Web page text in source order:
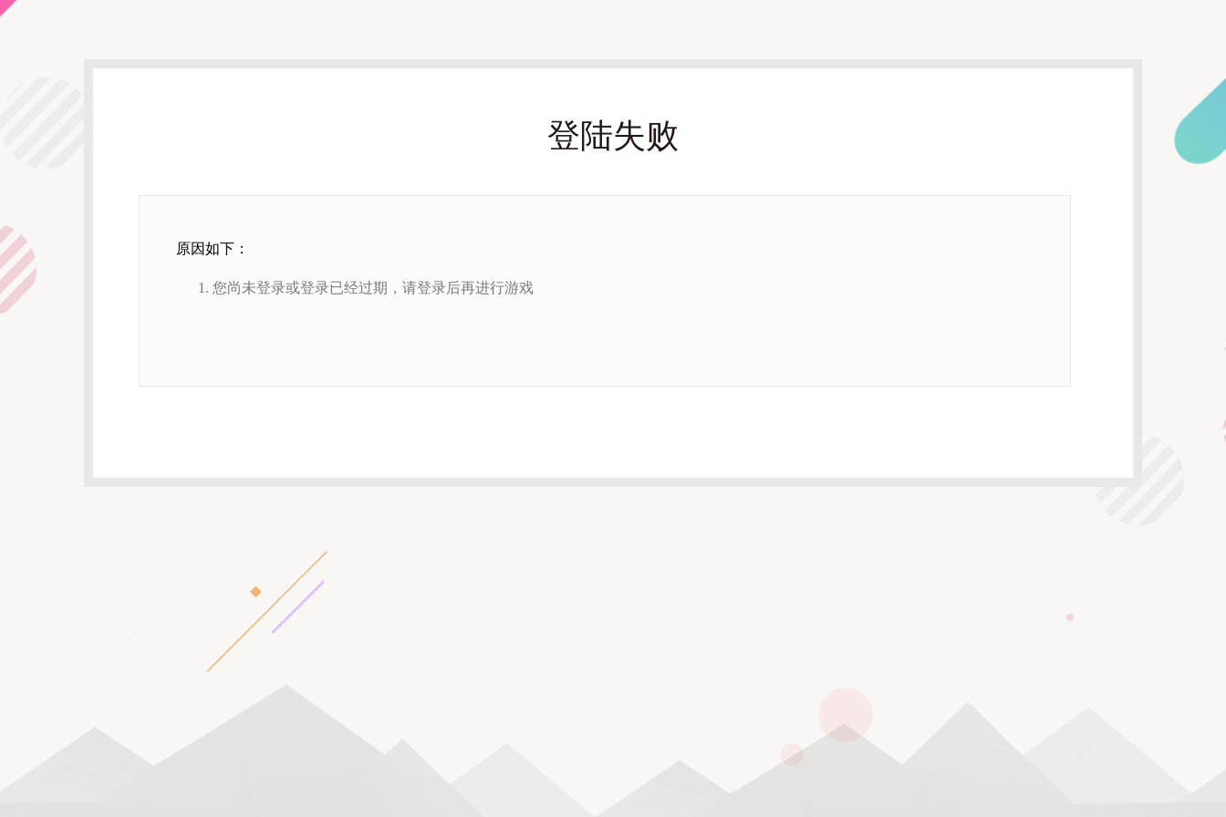
登陆失败
原因如下：
您尚未登录或登录已经过期，请登录后再进行游戏